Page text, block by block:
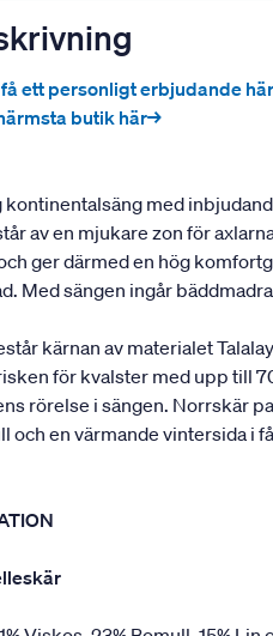
ett personligt erbjudande
butik här→
kontinentalsäng med
av en mjukare zon för
ger därmed en hög
Med sängen ingår
kärnan av materialet
för kvalster med upp till
rörelse i sängen. Norrskär
och en värmande vintersida i